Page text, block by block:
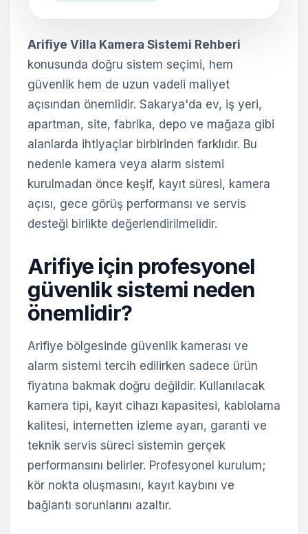
Arifiye Villa Kamera Sistemi Rehberi
konusunda doğru sistem seçimi, hem
güvenlik hem de uzun vadeli maliyet
açısından önemlidir. Sakarya'da ev, iş yeri,
apartman, site, fabrika, depo ve mağaza gibi
alanlarda ihtiyaçlar birbirinden farklıdır. Bu
nedenle kamera veya alarm sistemi
kurulmadan önce keşif, kayıt süresi, kamera
açısı, gece görüş performansı ve servis
desteği birlikte değerlendirilmelidir.
Arifiye için profesyonel
güvenlik sistemi neden
önemlidir?
Arifiye bölgesinde güvenlik kamerası ve
alarm sistemi tercih edilirken sadece ürün
fiyatına bakmak doğru değildir. Kullanılacak
kamera tipi, kayıt cihazı kapasitesi, kablolama
kalitesi, internetten izleme ayarı, garanti ve
teknik servis süreci sistemin gerçek
performansını belirler. Profesyonel kurulum;
kör nokta oluşmasını, kayıt kaybını ve
bağlantı sorunlarını azaltır.